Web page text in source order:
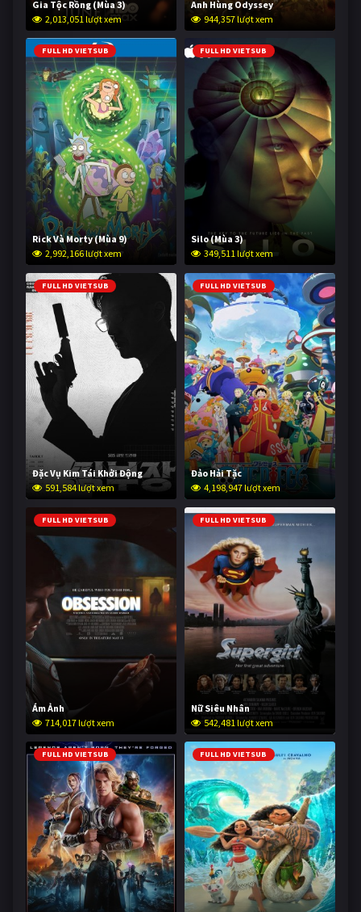
Gia Tộc Rồng (Mùa 3)
2,013,051 lượt xem
Anh Hùng Odyssey
944,357 lượt xem
FULL HD VIETSUB
Rick Và Morty (Mùa 9)
2,992,166 lượt xem
FULL HD VIETSUB
Silo (Mùa 3)
349,511 lượt xem
FULL HD VIETSUB
Đặc Vụ Kim Tái Khởi Động
591,584 lượt xem
FULL HD VIETSUB
Đảo Hải Tặc
4,198,947 lượt xem
FULL HD VIETSUB
Ám Ảnh
714,017 lượt xem
FULL HD VIETSUB
Nữ Siêu Nhân
542,481 lượt xem
FULL HD VIETSUB FULL HD VIETSUB